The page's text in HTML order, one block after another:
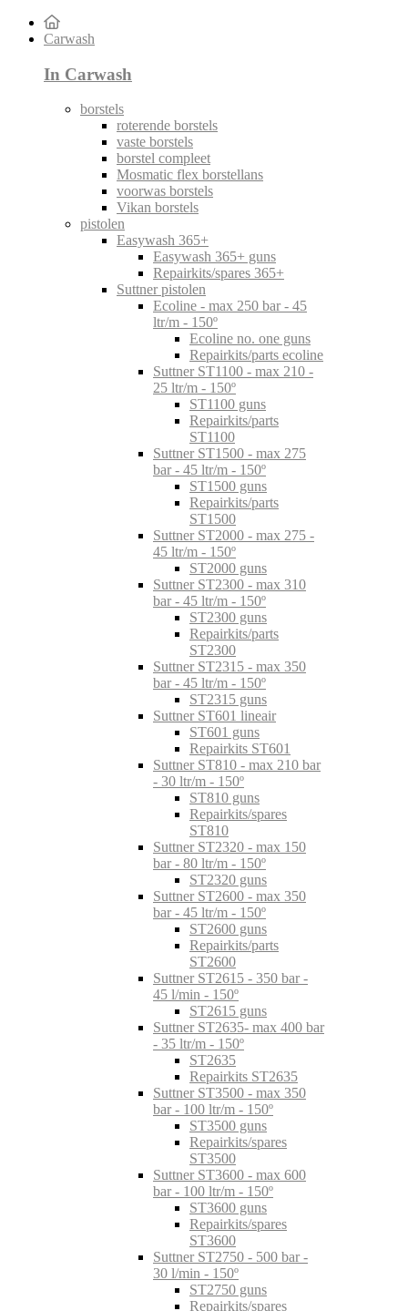
Carwash
In Carwash
borstels
roterende borstels
vaste borstels
borstel compleet
Mosmatic flex borstellans
voorwas borstels
Vikan borstels
pistolen
Easywash 365+
Easywash 365+ guns
Repairkits/spares 365+
Suttner pistolen
Ecoline - max 250 bar - 45
ltr/m - 150º
Ecoline no. one guns
Repairkits/parts ecoline
Suttner ST1100 - max 210 -
25 ltr/m - 150º
ST1100 guns
Repairkits/parts
ST1100
Suttner ST1500 - max 275
bar - 45 ltr/m - 150º
ST1500 guns
Repairkits/parts
ST1500
Suttner ST2000 - max 275 -
45 ltr/m - 150º
ST2000 guns
Suttner ST2300 - max 310
bar - 45 ltr/m - 150º
ST2300 guns
Repairkits/parts
ST2300
Suttner ST2315 - max 350
bar - 45 ltr/m - 150º
ST2315 guns
Suttner ST601 lineair
ST601 guns
Repairkits ST601
Suttner ST810 - max 210 bar
- 30 ltr/m - 150º
ST810 guns
Repairkits/spares
ST810
Suttner ST2320 - max 150
bar - 80 ltr/m - 150º
ST2320 guns
Suttner ST2600 - max 350
bar - 45 ltr/m - 150º
ST2600 guns
Repairkits/parts
ST2600
Suttner ST2615 - 350 bar -
45 l/min - 150º
ST2615 guns
Suttner ST2635- max 400 bar
- 35 ltr/m - 150º
ST2635
Repairkits ST2635
Suttner ST3500 - max 350
bar - 100 ltr/m - 150º
ST3500 guns
Repairkits/spares
ST3500
Suttner ST3600 - max 600
bar - 100 ltr/m - 150º
ST3600 guns
Repairkits/spares
ST3600
Suttner ST2750 - 500 bar -
30 l/min - 150º
ST2750 guns
Repairkits/spares